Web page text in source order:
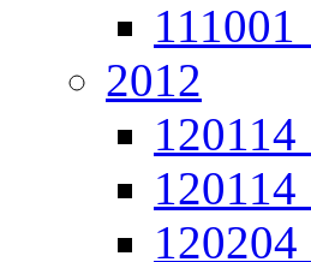
111001
2012
120114
120204